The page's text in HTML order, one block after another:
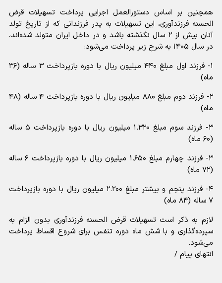
همچنین بر اساس دستورالعمل اجرایی پرداخت تسهیلات قرض
الحسنه فرزندآوری، این تسهیلات به پدر فرزندانی که از تاریخ تولد
آنان بیش از ۲ سال نگذشته باشد و در داخل ایران متولد شده‌اند،
در سال ۱۴۰۵ به شرح زیر پرداخت می‌شود:
۱- فرزند اول مبلغ ۴۴۰ میلیون ریال با دوره بازپرداخت ۳ ساله (۳۶
ماه)
۲- فرزند دوم مبلغ ۸۸۰ میلیون ریال با دوره بازپرداخت ۴ ساله (۴۸
ماه)
۳- فرزند سوم مبلغ ۱.۳۲۰ میلیون ریال با دوره بازپرداخت ۵ ساله
(۶۰ ماه)
۳- فرزند چهارم مبلغ ۱.۶۵۰ میلیون ریال با دوره بازپرداخت ۶ ساله
(۷۲ ماه)
۴- فرزند پنجم و بیشتر مبلغ ۲.۲۰۰ میلیون ریال با دوره بازپرداخت
۷ ساله (۸۴ ماه)
لازم به ذکر است تسهیلات قرض الحسنه فرزندآوری بدون الزام به
سپرده‌گذاری و با شش ماه دوره تنفس برای شروع اقساط پرداخت
می‌شود.
انتهای پیام /